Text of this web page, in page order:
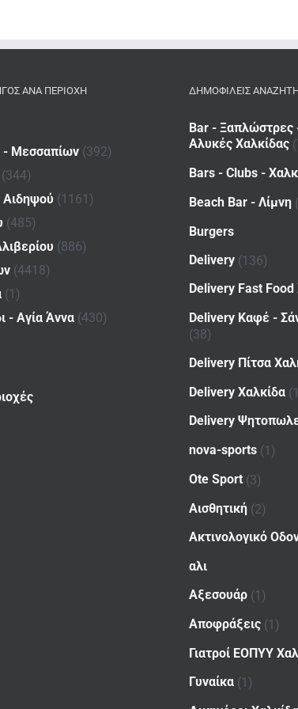
ΑΝΆ ΠΕΡΙΟΧΉ
Μεσσαπίων (392)
(344)
Αιδηψού (1161)
(485)
(886)
(4418)
(1)
- Αγία Άννα (430)
ΔΗΜΟΦΙΛΕΙΣ
Bar - Ξαπλώστρες
Αλυκές Χαλκίδας
Bars - Clubs -
Beach Bar - Λίμνη
Burgers
Delivery (136)
Delivery Fast Food
Delivery Καφέ -
(38)
Delivery Πίτσα
Delivery Χαλκίδα
Delivery
nova-sports (1)
Ote Sport (3)
Αισθητική (2)
Ακτινολογικό
αλι
Αξεσουάρ (1)
Αποφράξεις (1)
Γιατροί ΕΟΠΥΥ
Γυναίκα (1)